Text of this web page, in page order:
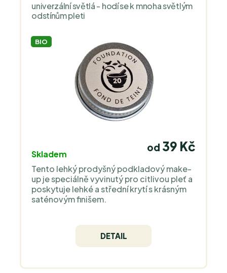
univerzální světlá - hodí se k mnoha světlým
odstínům pleti
BIO
Skladem
od 39 Kč
Tento lehký prodyšný podkladový make-
up je speciálně vyvinutý pro citlivou pleť a
poskytuje lehké a střední krytí s krásným
saténovým finišem.
DETAIL